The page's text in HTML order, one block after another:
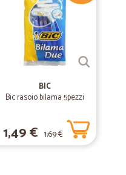
BIC
Bic rasoio bilama 5pezzi
1,49 € 1,69 €